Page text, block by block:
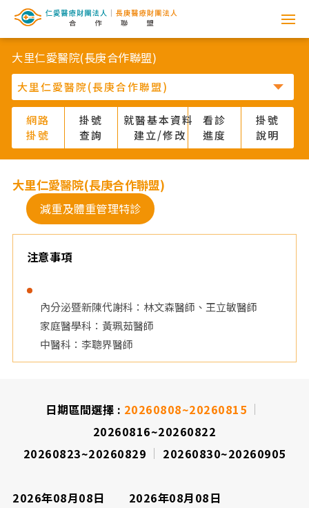
網
路
掛
號
系
統
仁
大里仁愛醫院(長庚合作聯盟)
網路
掛號
掛號
查詢
就醫基本資料
建立/修改
看診
進度
掛號
說明
大里仁愛醫院(長庚合作聯盟)
減重及體重管理特診
注意事項
內分泌暨新陳代謝科：林文森醫師、王立敏醫師
家庭醫學科：黃珮茹醫師
中醫科：李聰界醫師
日期區間選擇 : 20260808~20260815
20260816~20260822
20260823~20260829
20260830~20260905
2026年08月08日 2026年08月08日